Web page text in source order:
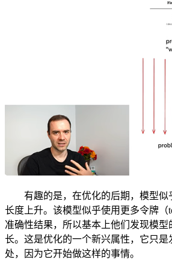
有趣的是，在优化的后期，模型似
长度上升。该模型似乎使用更多令牌（
准确性结果，所以基本上他们发现模型
长。这是优化的一个新兴属性，它只
处，因为它开始做这样的事情。